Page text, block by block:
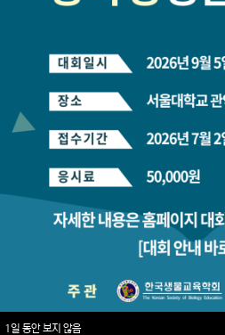
Middle School Korea
2026 대회
1일 동안 보지 않음